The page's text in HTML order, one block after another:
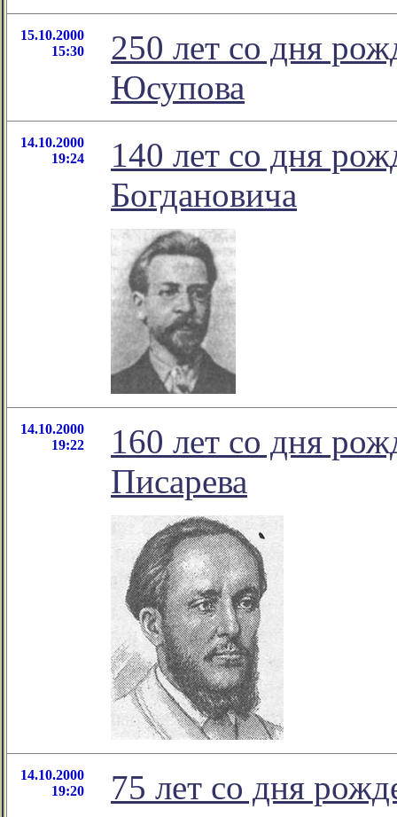
15.10.2000
15:30
250 лет со дня
Юсупова
14.10.2000
19:24
140 лет со дня
Богдановича
14.10.2000
19:22
160 лет со дня
Писарева
14.10.2000
19:20
75 лет со дня